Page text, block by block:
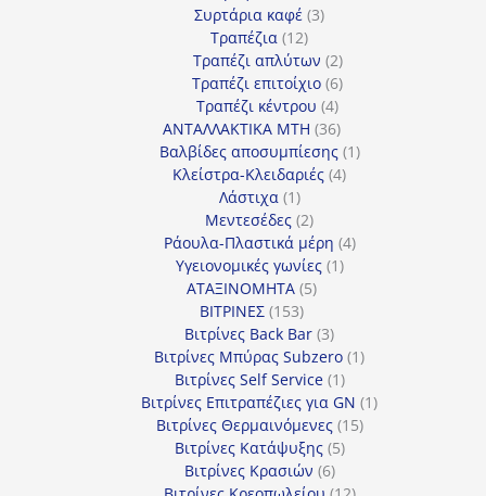
Συρτάρια καφέ 33
Τραπέζια 1212
προϊόντα
Τραπέζι απλύτων 22
προϊόντα
Τραπέζι επιτοίχιο 66
προϊόντα
Τραπέζι κέντρου 44
προϊόντα
ΑΝΤΑΛΛΑΚΤΙΚΑ MTH 3636
προϊόντα
Βαλβίδες αποσυμπίεσης 11
Κλείστρα-Κλειδαριές 44
Λάστιχα 11
προϊόν
Μεντεσέδες 22
προϊόντα
Ράουλα-Πλαστικά μέρη 44
Υγειονομικές γωνίες 11
ΑΤΑΞΙΝΟΜΗΤΑ 55
ΒΙΤΡΙΝΕΣ 153153
προϊόντα
Βιτρίνες Back Bar 33
προϊόντα
Βιτρίνες Mπύρας Subzero 11
Βιτρίνες Self Service 11
προϊόν
Βιτρίνες Επιτραπέζιες για GN 11
Βιτρίνες Θερμαινόμενες 1515
Βιτρίνες Κατάψυξης 55
Βιτρίνες Κρασιών 66